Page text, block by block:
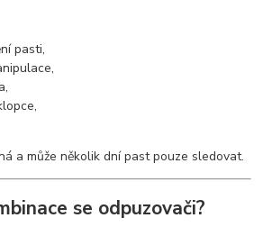
pasti,
a může několik dní past pouze sledovat.
se odpuzovači?